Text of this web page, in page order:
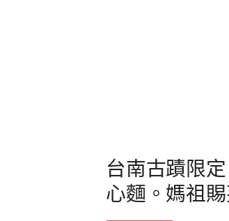
台南古蹟限
心麵。媽祖